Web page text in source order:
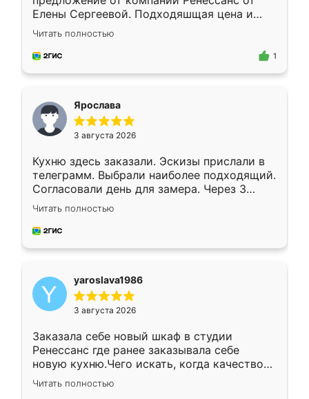
Елены Сергеевой. Подходяшщая цена и
короткие сроки изготовления. Приехавший
для замера сотрудник Владислав
предложил по моему эскизу самый
Читать полностью
1
Ярослава
3 августа 2026
Кухню здесь заказали. Эскизы прислали в
телеграмм. Выбрали наиболее подходящий.
Согласовали день для замера. Через 3
недели кухня была уже готова. Остались
довольны работой. Спасибо Ренессанс
мебель за качественную работу!
Читать полностью
yaroslava1986
3 августа 2026
Заказала себе новый шкаф в студии
Ренессанс где ранее заказывала себе
новую кухню.Чего искать, когда качеством
вполне довольна. Служит кухня уже почти
два года, нареканий нет.
Читать полностью